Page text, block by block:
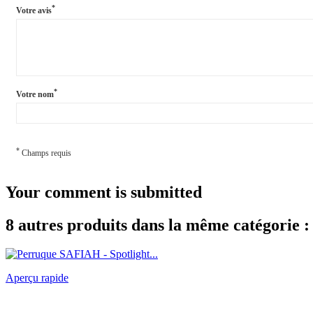
Votre avis*
Votre nom*
* Champs requis
Your comment is submitted
8 autres produits dans la même catégorie :
Aperçu rapide